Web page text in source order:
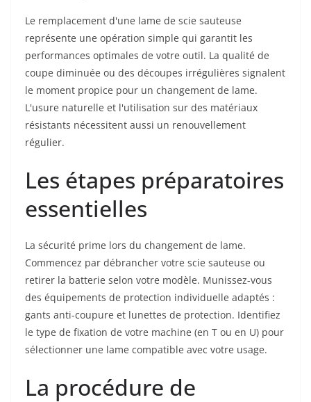
Le remplacement d'une lame de scie sauteuse
représente une opération simple qui garantit les
performances optimales de votre outil. La qualité de
coupe diminuée ou des découpes irrégulières signalent
le moment propice pour un changement de lame.
L'usure naturelle et l'utilisation sur des matériaux
résistants nécessitent aussi un renouvellement
régulier.
Les étapes préparatoires
essentielles
La sécurité prime lors du changement de lame.
Commencez par débrancher votre scie sauteuse ou
retirer la batterie selon votre modèle. Munissez-vous
des équipements de protection individuelle adaptés :
gants anti-coupure et lunettes de protection. Identifiez
le type de fixation de votre machine (en T ou en U) pour
sélectionner une lame compatible avec votre usage.
La procédure de